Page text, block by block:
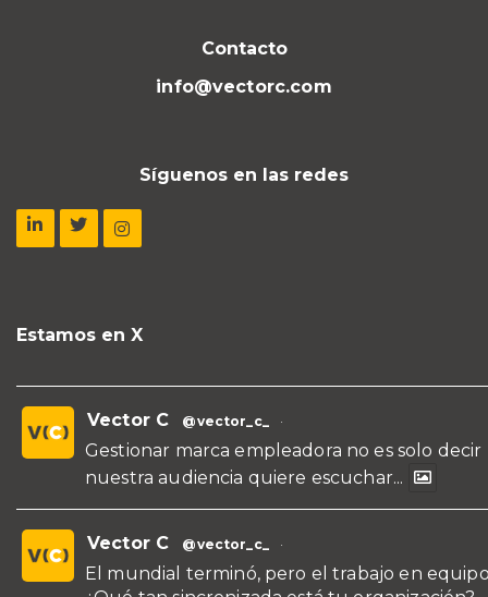
Contacto
info@vectorc.com
Síguenos en las redes
Estamos en X
Vector C @vector_c_ ·
Gestionar marca empleadora no es solo
nuestra audiencia quiere escuchar...
Vector C @vector_c_ ·
El mundial terminó, pero el trabajo en